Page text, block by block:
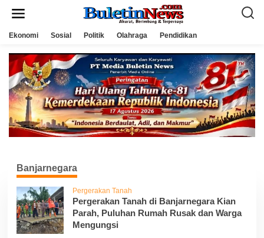
Ekonomi Sosial Politik Olahraga Pendidikan
Banjarnegara
Pergerakan Tanah
Pergerakan Tanah di Banjarnegara Kian
Parah, Puluhan Rumah Rusak dan Warga
Mengungsi